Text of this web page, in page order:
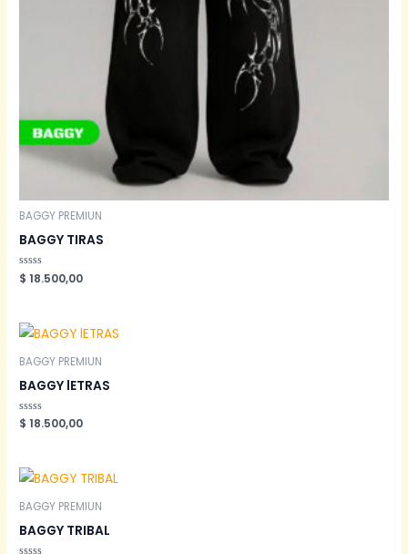
BAGGY PREMIUN
BAGGY TIRAS
Valorado
en
$ 18.500,00
BAGGY PREMIUN
BAGGY lETRAS
Valorado
en
$ 18.500,00
BAGGY PREMIUN
BAGGY TRIBAL